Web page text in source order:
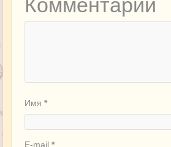
Комментарий
Имя *
E-mail *